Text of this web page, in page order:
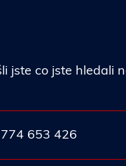
jste co jste hledali
653 426